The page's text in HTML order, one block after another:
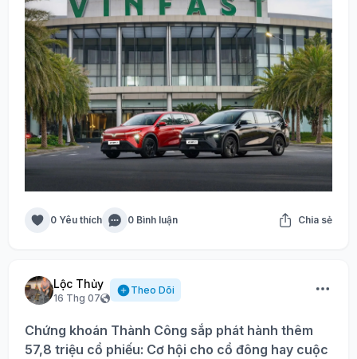
0 Yêu thích 0 Bình luận Chia sẻ
Lộc Thủy
16 Thg 07
Theo Dõi
Chứng khoán Thành Công sắp phát hành thêm
57,8 triệu cổ phiếu: Cơ hội cho cổ đông hay cuộc